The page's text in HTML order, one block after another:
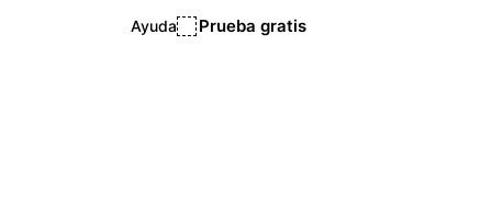
Ayuda Prueba gratis